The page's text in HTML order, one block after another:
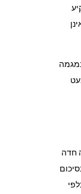
40 הרקיע
מעט
חדה